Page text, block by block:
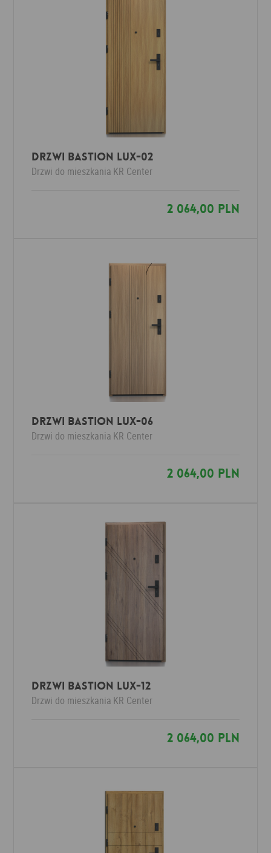
Drzwi Bastion LUX-02
Drzwi do mieszkania KR Center
2 064,00 PLN
Drzwi Bastion LUX-06
Drzwi do mieszkania KR Center
2 064,00 PLN
Drzwi Bastion LUX-12
Drzwi do mieszkania KR Center
2 064,00 PLN